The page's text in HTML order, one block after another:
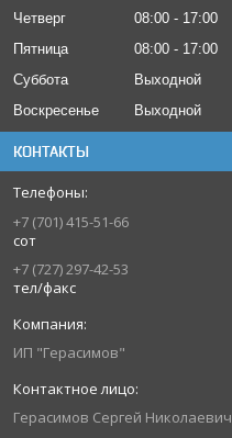
Четверг
08:00
17:00
Пятница
08:00
17:00
Суббота
Выходной
Воскресенье
Выходной
КОНТАКТЫ
+7 (701) 415-51-66
сот
+7 (727) 297-42-53
тел/факс
ИП "Герасимов"
Герасимов Сергей Николаевич